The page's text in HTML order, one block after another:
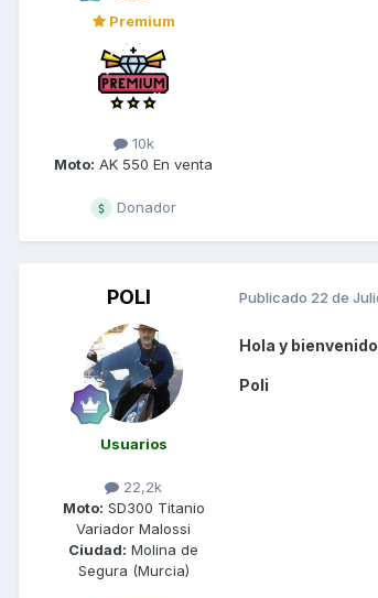
Premium
10k
Moto: AK 550 En venta
Donador
POLI
Usuarios
22,2k
Moto: SD300 Titanio
Variador Malossi
Ciudad: Molina de
Segura (Murcia)
Publicado 22 de
Hola y
Poli